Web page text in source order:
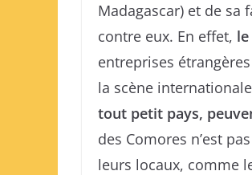
Madagascar) et de
contre eux. En effet,
entreprises
la scène
tout petit pays,
des Comores n’est
leurs locaux, comme